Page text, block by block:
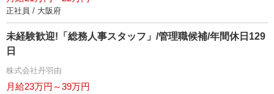
正社員 / 大阪府
未経験歓迎!「総務人事スタッフ」/管理職候補/年間休日129
日
株式会社丹羽由
月給23万円～39万円